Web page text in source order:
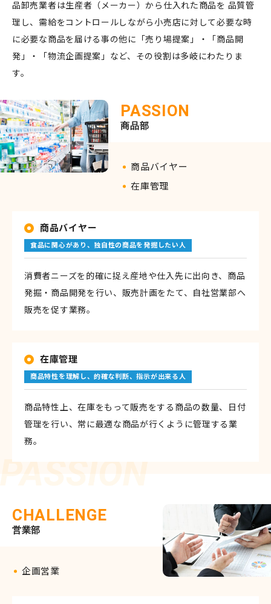
品卸売業者は生産者（メーカー）から仕入れた商品を 品質管
理し、需給をコントロールしながら小売店に対して必要な時
に必要な商品を届ける事の他に「売り場提案」・「商品開
発」・「物流企画提案」など、その役割は多岐にわたりま
す。
PASSION
商品部
商品バイヤー
在庫管理
商品バイヤー
食品に関心があり、独自性の商品を発掘したい人
消費者ニーズを的確に捉え産地や仕入先に出向き、商品
発掘・商品開発を行い、販売計画をたて、自社営業部へ
販売を促す業務。
在庫管理
商品特性を理解し、的確な判断、指示が出来る人
商品特性上、在庫をもって販売をする商品の数量、日付
管理を行い、常に最適な商品が行くように管理する業
務。
CHALLENGE
営業部
企画営業